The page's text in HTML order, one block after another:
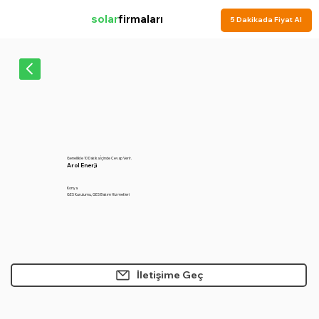
solarfirmaları 5 Dakikada Fiyat Al
Genellikle 10 Dakika İçinde Cevap Verir.
Arol Enerji
Konya
GES Kurulumu, GES Bakım Hizmetleri
İletişime Geç